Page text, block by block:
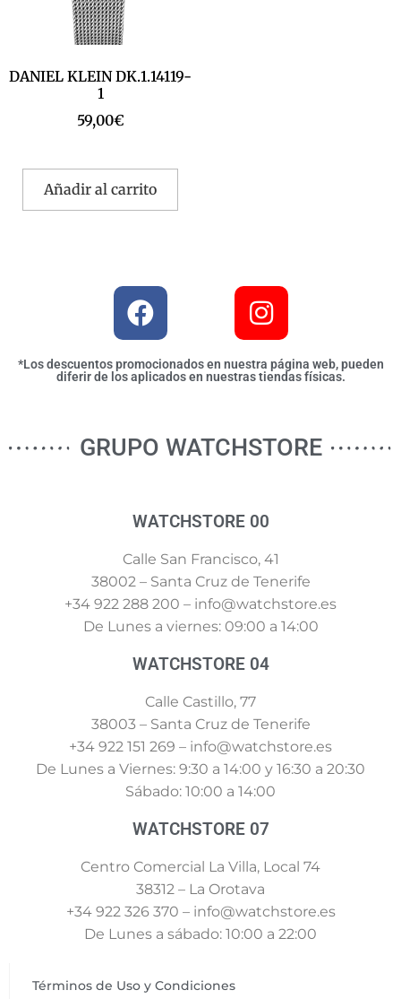
DANIEL KLEIN DK.1.14119-
1
59,00€
Añadir al carrito
*Los descuentos promocionados en nuestra página web, pueden
diferir de los aplicados en nuestras tiendas físicas.
GRUPO WATCHSTORE
WATCHSTORE 00
Calle San Francisco, 41
38002 – Santa Cruz de Tenerife
+34 922 288 200 – info@watchstore.es
De Lunes a viernes: 09:00 a 14:00
WATCHSTORE 04
Calle Castillo, 77
38003 – Santa Cruz de Tenerife
+34 922 151 269 – info@watchstore.es
De Lunes a Viernes: 9:30 a 14:00 y 16:30 a 20:30
Sábado: 10:00 a 14:00
WATCHSTORE 07
Centro Comercial La Villa, Local 74
38312 – La Orotava
+34 922 326 370 – info@watchstore.es
De Lunes a sábado: 10:00 a 22:00
Términos de Uso y Condiciones